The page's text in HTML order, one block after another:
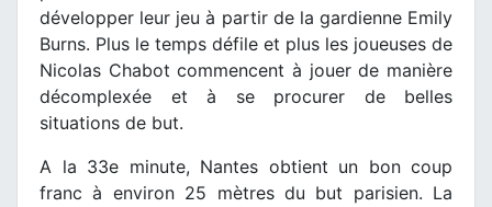
développer leur jeu à partir de la gardienne Emily
Burns. Plus le temps défile et plus les joueuses de
Nicolas Chabot commencent à jouer de manière
décomplexée et à se procurer de belles
situations de but.
A la 33e minute, Nantes obtient un bon coup
franc à environ 25 mètres du but parisien. La